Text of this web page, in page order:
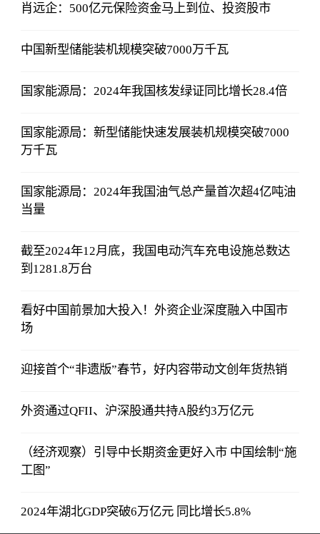
肖远企：500亿元保险资金马上到位、投资股市
中国新型储能装机规模突破7000万千瓦
国家能源局：2024年我国核发绿证同比增长28.4倍
国家能源局：新型储能快速发展装机规模突破7000
万千瓦
国家能源局：2024年我国油气总产量首次超4亿吨油
当量
截至2024年12月底，我国电动汽车充电设施总数达
到1281.8万台
看好中国前景加大投入！外资企业深度融入中国市
场
迎接首个“非遗版”春节，好内容带动文创年货热销
外资通过QFII、沪深股通共持A股约3万亿元
（经济观察）引导中长期资金更好入市 中国绘制“施
工图”
2024年湖北GDP突破6万亿元 同比增长5.8%